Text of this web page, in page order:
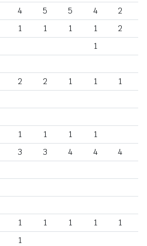
4 5 5 4 2
1 1 1 1 2
1
2 2 1 1 1
1 1 1
1
3 3 4 4 4
1 1 1 1
1
1